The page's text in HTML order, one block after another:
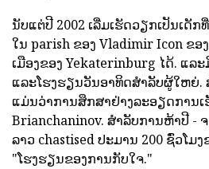
ນັບແຕ່ປີ 2002 ເລີ່ມເຮັດວຽກເປັນເດັ
ໃນ parish ຂອງ Vladimir Icon ຂອ
ເມືອງຂອງ Yekaterinburg ໄດ້. ແລ
ແລະໂຮງຮຽນວັນອາທິດສໍາລັບຜູ້ໃຫຍ່.
ແມ່ນວ່າການສຶກສາຢ່າງລະອຽດການເ
Brianchaninov. ສໍາລັບການຫ້າປີ -
ລາວ chastised ປະມານ 200 ຊົ່ວໂມ
"ໂຮງຮຽນຂອງການກັບໃຈ."